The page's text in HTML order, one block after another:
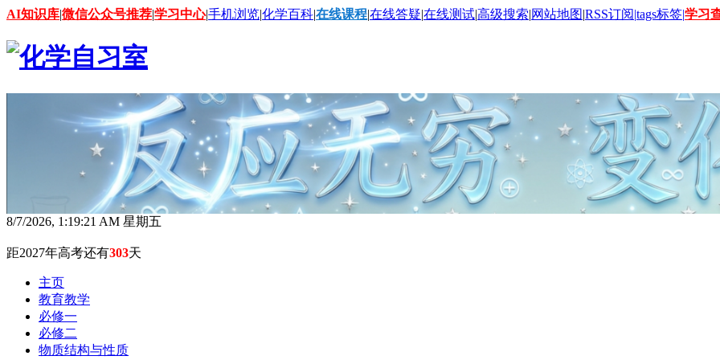
AI知识库|微信公众号推荐|学习中心|手机浏览|化学百科|在线课程|在线答疑|在线测试|高级搜索|网站地图|RSS订阅|tags标签|学习
8/7/2026, 1:19:22 AM 星期五
距2027年高考还有303天
主页
教育教学
必修一
必修二
物质结构与性质